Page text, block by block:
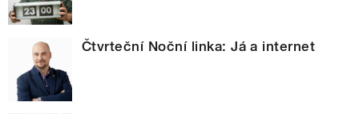
Čtvrteční Noční linka: Já a internet